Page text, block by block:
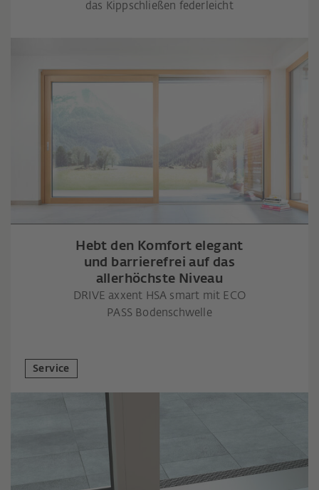
das Kippschließen federleicht
Hebt den Komfort elegant
und barrierefrei auf das
allerhöchste Niveau
DRIVE axxent HSA smart mit ECO
PASS Bodenschwelle
Service